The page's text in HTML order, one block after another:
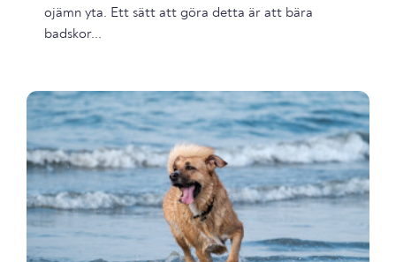
ojämn yta. Ett sätt att göra detta är att bära
badskor...